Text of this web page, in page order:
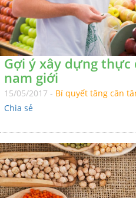
Gợi ý xây dựng thực
nam giới
15/05/2017 - Bí quyết tăng cân
Chia sẻ